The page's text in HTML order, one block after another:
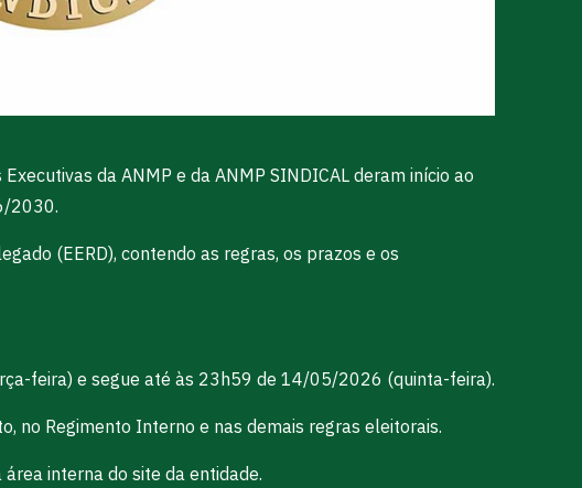
da ANMP e da ANMP SINDICAL deram início ao
2030.
(EERD), contendo as regras, os prazos e os
feira) e segue até às 23h59 de 14/05/2026 (quinta-feira).
no Regimento Interno e nas demais regras eleitorais.
interna do site da entidade.